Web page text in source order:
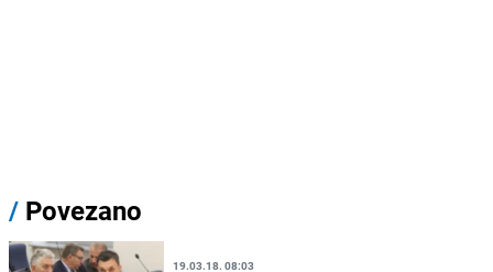
/ Povezano
19.03.18. 08:03